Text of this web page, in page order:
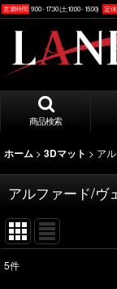
営業時間 9:00 - 17:30 (土10:00 - 15:00) 定
商品検索
ホーム > 3Dマット > ア
アルファード/ヴ
5件